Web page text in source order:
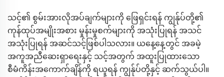
သင့်၏ စွမ်းအားလိုအပ်ချက်များကို ဖြေရှင်းရန် ကျွန်ုပ်တို့၏
ကုန်ထုပ်အမျိုးအစား မှုန်းမှုစက်များကို အသုံးပြုရန် အသင်
အသုံးပြုရန် အဆင်သင့်ဖြစ်ပါသလား။ ယနေ့နေ့တွင် အခမဲ့
အကူအညီဆေးရှာရေးနှင့် သင့်အတွက် အထူးပြုထားသော
စီမံကိန်းအကောက်ချိန်ကို ရယူရန် ကျွန်ုပ်တို့နှင့် ဆက်သွယ်ပါ။